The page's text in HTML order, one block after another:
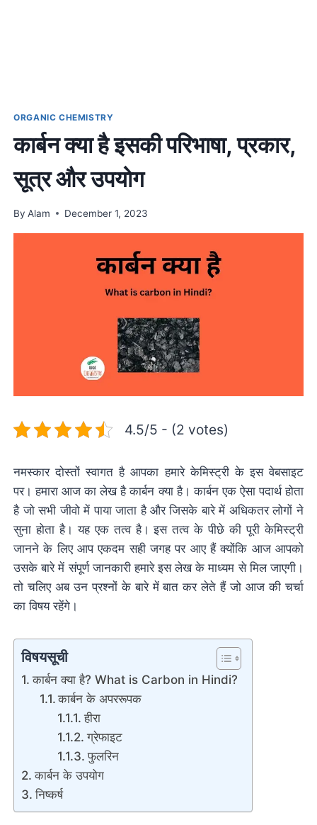
ORGANIC CHEMISTRY
कार्बन क्या है इसकी परिभाषा, प्रकार,
सूत्र और उपयोग
By Alam December 1, 2023
4.5/5 - (2 votes)
नमस्कार दोस्तों स्वागत है आपका हमारे केमिस्ट्री के इस वेबसाइट
पर। हमारा आज का लेख है कार्बन क्या है। कार्बन एक ऐसा पदार्थ होता
है जो सभी जीवो में पाया जाता है और जिसके बारे में अधिकतर लोगों ने
सुना होता है। यह एक तत्व है। इस तत्व के पीछे की पूरी केमिस्ट्री
जानने के लिए आप एकदम सही जगह पर आए हैं क्योंकि आज आपको
उसके बारे में संपूर्ण जानकारी हमारे इस लेख के माध्यम से मिल जाएगी।
तो चलिए अब उन प्रश्नों के बारे में बात कर लेते हैं जो आज की चर्चा
का विषय रहेंगे।
विषयसूची
कार्बन क्या है? What is Carbon in Hindi?
कार्बन के अपररूपक
हीरा
ग्रेफाइट
फुलरिन
कार्बन के उपयोग
निष्कर्ष